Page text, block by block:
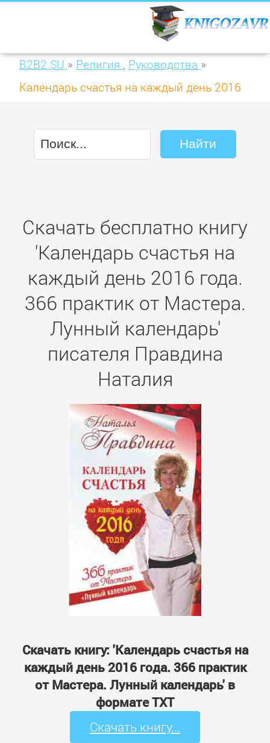
B2B2.SU » Религия , Руководства »
Календарь счастья на каждый день 2016
календарь
Скачать бесплатно книгу
'Календарь счастья на
каждый день 2016 года.
366 практик от Мастера.
Лунный календарь'
писателя Правдина
Наталия
Скачать книгу: 'Календарь счастья на
каждый день 2016 года. 366 практик
от Мастера. Лунный календарь' в
формате TXT
Скачать книгу...